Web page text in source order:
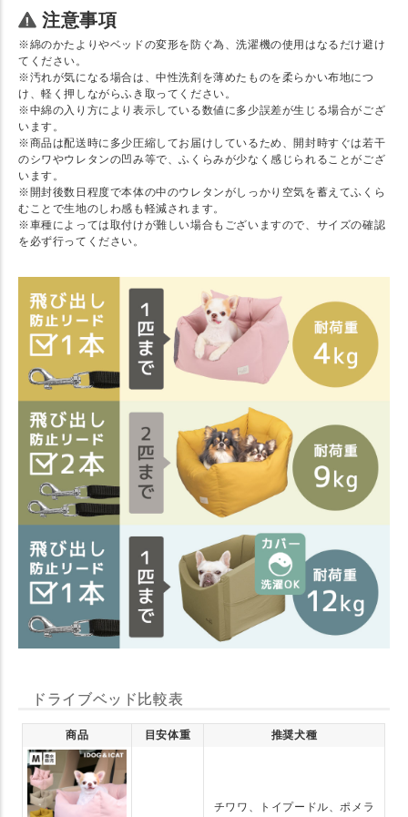
注意事項
※綿のかたよりやベッドの変形を防ぐ為、洗濯機の使用はなるだけ避け
てください。
※汚れが気になる場合は、中性洗剤を薄めたものを柔らかい布地につ
け、軽く押しながらふき取ってください。
※中綿の入り方により表示している数値に多少誤差が生じる場合がござ
います。
※商品は配送時に多少圧縮してお届けしているため、開封時すぐは若干
のシワやウレタンの凹み等で、ふくらみが少なく感じられることがござ
います。
※開封後数日程度で本体の中のウレタンがしっかり空気を蓄えてふくら
むことで生地のしわ感も軽減されます。
※車種によっては取付けが難しい場合もございますので、サイズの確認
を必ず行ってください。
ドライブベッド比較表
商品 目安体重 推奨犬種
チワワ、トイプードル、ポメラ